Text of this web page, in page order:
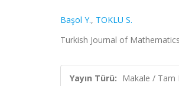
Başol Y., TOKLU S.
Turkish Journal of
Yayın Türü: Makale / Tam